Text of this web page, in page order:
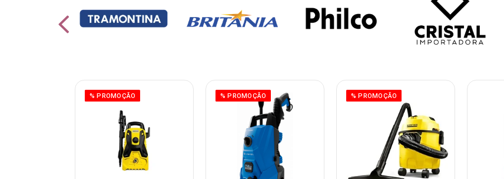
% PROMOÇÃO % PROMOÇÃO % PROMOÇÃO